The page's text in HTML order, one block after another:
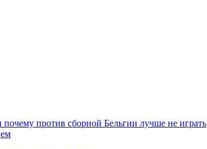
против сборной Бельгии лучше не играть